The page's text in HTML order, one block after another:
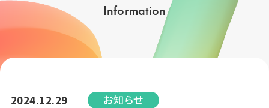
Information
2024.12.29 お知らせ